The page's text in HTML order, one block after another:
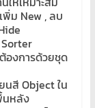
พิ่ม New , ลบ
องการด้วยชุด
นสี Object ใน
นหลัง